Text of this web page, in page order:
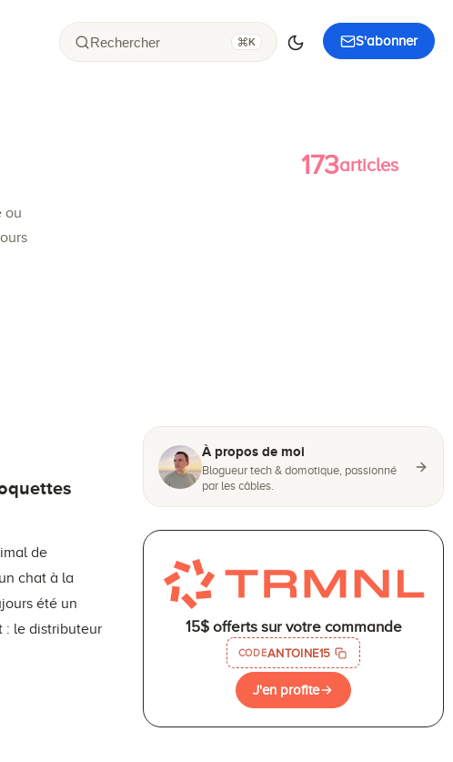
S'abonner
Rechercher K
173articles
ou
de
chat à la
été un
: le distributeur
À propos de moi
Blogueur tech & domotique, passionné
par les câbles.
15$ offerts sur votre commande
CODEANTOINE15
J'en profite